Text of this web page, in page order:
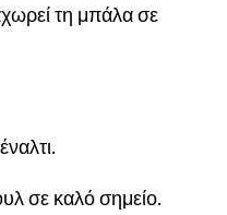
τη μπάλα σε
σε καλό σημείο.